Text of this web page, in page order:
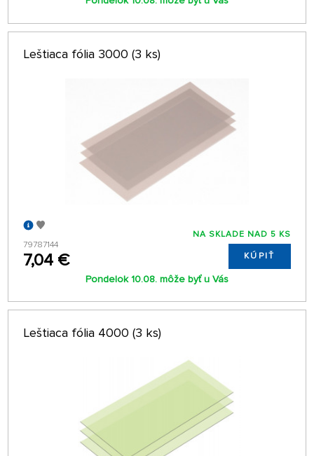
Leštiaca fólia 3000 (3 ks)
79787144
7,04 €
NA SKLADE NAD 5 KS
KÚPIŤ
Pondelok 10.08. môže byť u Vás
Leštiaca fólia 4000 (3 ks)